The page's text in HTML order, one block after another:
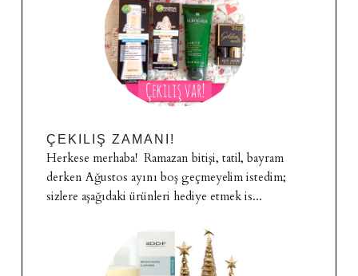
ÇEKILIŞ ZAMANI!
Herkese merhaba! Ramazan bitişi, tatil, bayram
derken Ağustos ayını boş geçmeyelim istedim;
sizlere aşağıdaki ürünleri hediye etmek is...